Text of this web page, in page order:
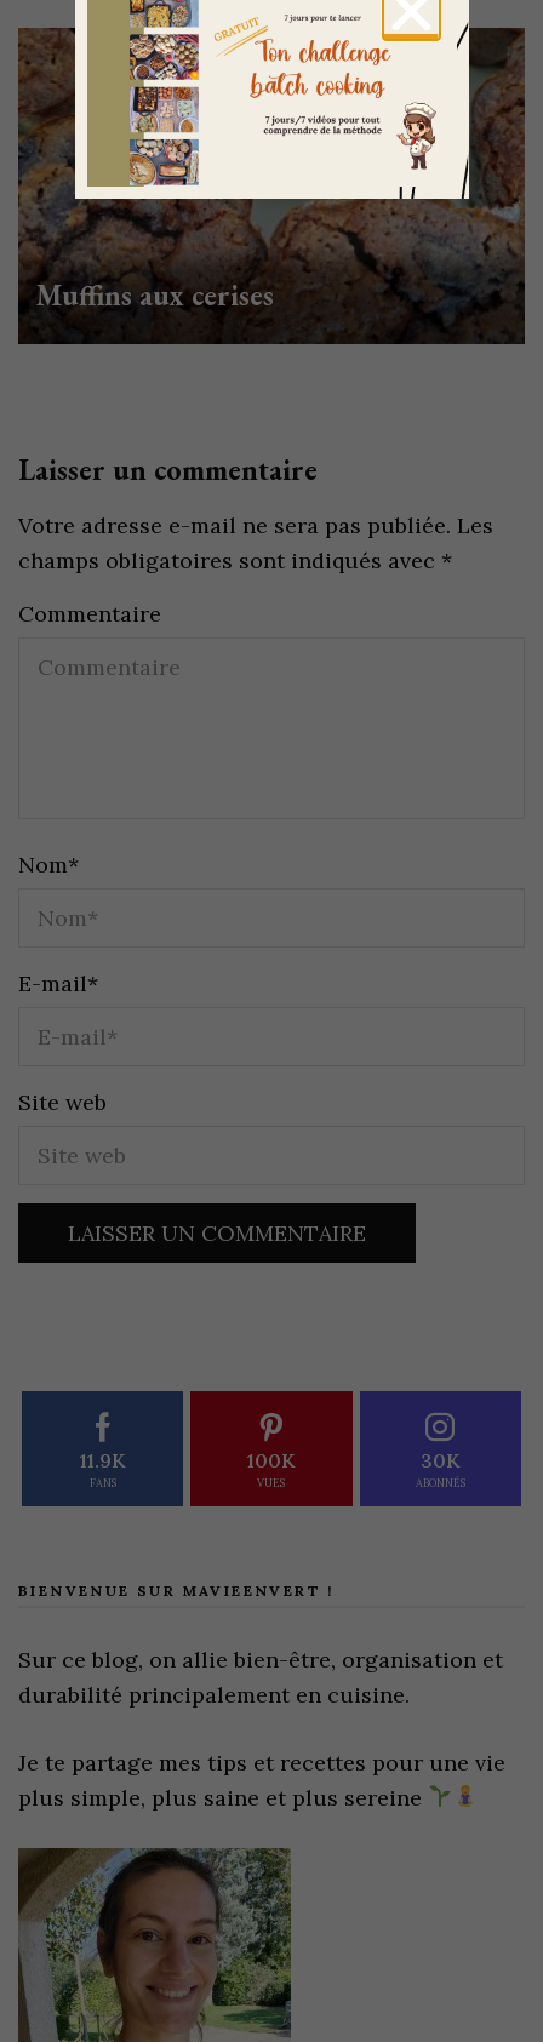
Muffins aux cerises
Laisser un commentaire
Votre adresse e-mail ne sera pas publiée. Les
champs obligatoires sont indiqués avec *
Commentaire
Nom*
E-mail*
Site web
11.9K
FANS
100K
VUES
30K
ABONNÉS
BIENVENUE SUR MAVIEENVERT !
Sur ce blog, on allie bien-être, organisation et
durabilité principalement en cuisine.
Je te partage mes tips et recettes pour une vie
plus simple, plus saine et plus sereine